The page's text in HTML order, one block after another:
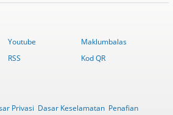
Youtube
Maklumbalas
RSS Kod QR
Privasi Dasar Keselamatan Penafian